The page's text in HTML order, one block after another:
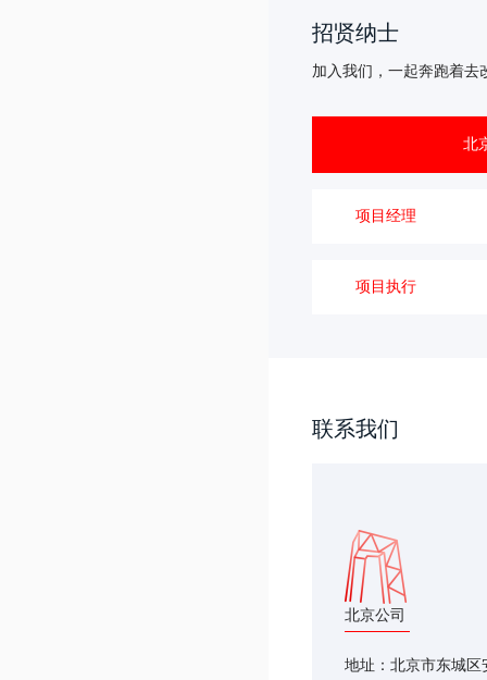
招贤纳士
加⼊我们，⼀起奔跑着去
北
项目经理
项目执行
联系我们
北京公司
地址：北京市东城区